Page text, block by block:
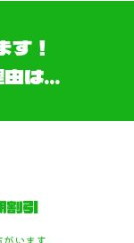
す！
由は…
割引
います。